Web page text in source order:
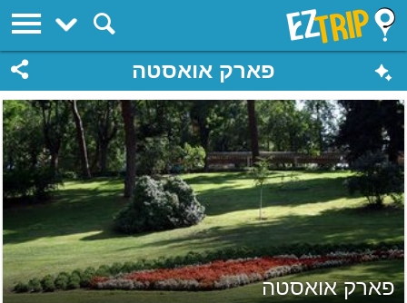
EZTrip
פארק אואסטה
פארק אואסטה